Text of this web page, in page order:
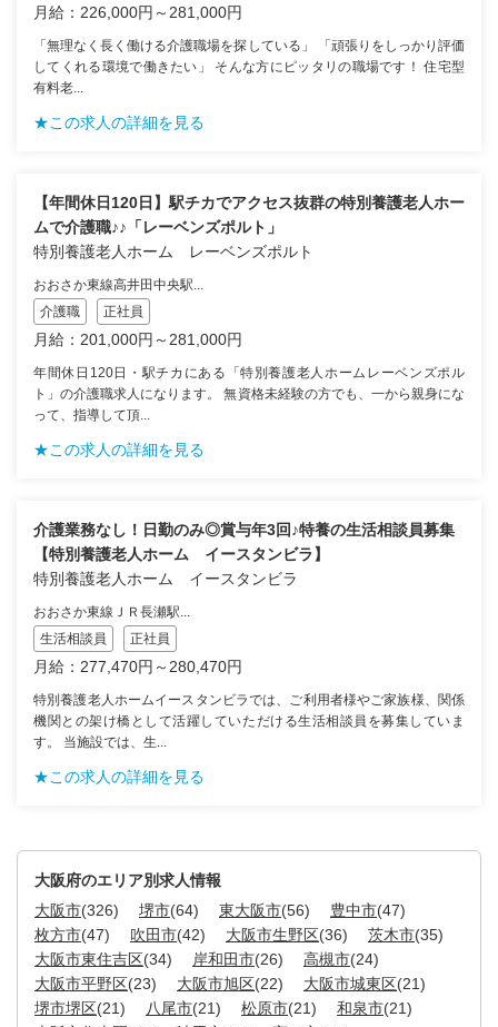
月給：226,000円～281,000円
「無理なく長く働ける介護職場を探している」 「頑張りをしっかり評価
してくれる環境で働きたい」 そんな方にピッタリの職場です！ 住宅型
有料老...
★この求人の詳細を見る
【年間休日120日】駅チカでアクセス抜群の特別養護老人ホー
ムで介護職♪♪「レーベンズポルト」
特別養護老人ホーム レーベンズポルト
おおさか東線高井田中央駅...
介護職
正社員
月給：201,000円～281,000円
年間休日120日・駅チカにある「特別養護老人ホームレーベンズポル
ト」の介護職求人になります。 無資格未経験の方でも、一から親身にな
って、指導して頂...
★この求人の詳細を見る
介護業務なし！日勤のみ◎賞与年3回♪特養の生活相談員募集
【特別養護老人ホーム イースタンビラ】
特別養護老人ホーム イースタンビラ
おおさか東線ＪＲ長瀬駅...
生活相談員
正社員
月給：277,470円～280,470円
特別養護老人ホームイースタンビラでは、ご利用者様やご家族様、関係
機関との架け橋として活躍していただける生活相談員を募集していま
す。 当施設では、生...
★この求人の詳細を見る
大阪府のエリア別求人情報
大阪市(326) 堺市(64) 東大阪市(56) 豊中市(47)
枚方市(47) 吹田市(42) 大阪市生野区(36) 茨木市(35)
大阪市東住吉区(34) 岸和田市(26) 高槻市(24)
大阪市平野区(23) 大阪市旭区(22) 大阪市城東区(21)
堺市堺区(21) 八尾市(21) 松原市(21) 和泉市(21)